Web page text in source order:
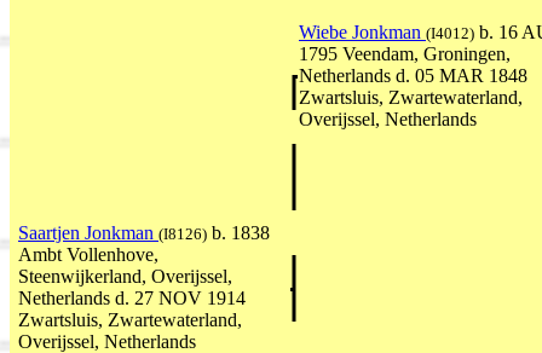
Wiebe Jonkman (I4012) b. 16
1795 Veendam, Groningen,
Netherlands d. 05 MAR 1848
Zwartsluis, Zwartewaterland,
Overijssel, Netherlands
Saartjen Jonkman (I8126) b. 1838
Ambt Vollenhove,
Steenwijkerland, Overijssel,
Netherlands d. 27 NOV 1914
Zwartsluis, Zwartewaterland,
Overijssel, Netherlands